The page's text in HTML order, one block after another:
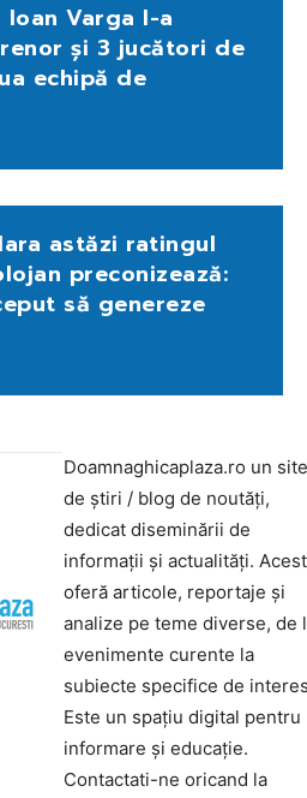
Ioan Varga l-a
și 3 jucători de
echipă de
astăzi ratingul
preconizează:
să genereze
Doamnaghicaplaza.ro un site
de știri / blog de noutăți,
dedicat diseminării de
informații și actualități.
oferă articole, reportaje și
analize pe teme diverse, de
evenimente curente la
subiecte specifice de
Este un spațiu digital pentru
informare și educație.
Contactati-ne oricand la